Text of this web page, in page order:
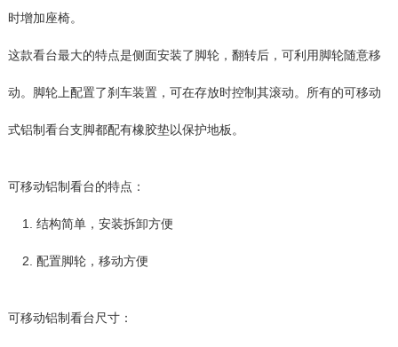
时增加座椅。
这款看台最大的特点是侧面安装了脚轮，翻转后，可利用脚轮随意移
动。脚轮上配置了刹车装置，可在存放时控制其滚动。所有的可移动
式铝制看台支脚都配有橡胶垫以保护地板。
可移动铝制看台的特点：
1. 结构简单，安装拆卸方便
2. 配置脚轮，移动方便
可移动铝制看台尺寸：